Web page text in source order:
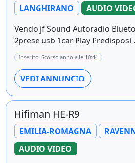
LANGHIRANO
AUDIO
Vendo jf Sound Autoradio
2prese usb 1car Play Predisposi
Inserito: Scorso anno alle 10:44
VEDI ANNUNCIO
Hifiman HE-R9
EMILIA-ROMAGNA
AUDIO VIDEO